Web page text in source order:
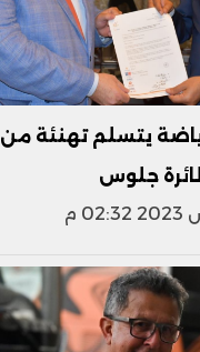
يتسلم تهنئة من
جلوس